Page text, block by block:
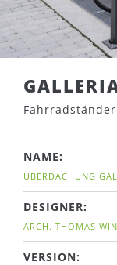
NAME:
ÜBERDACHUNG
DESIGNER:
ARCH. THOMAS
VERSION: